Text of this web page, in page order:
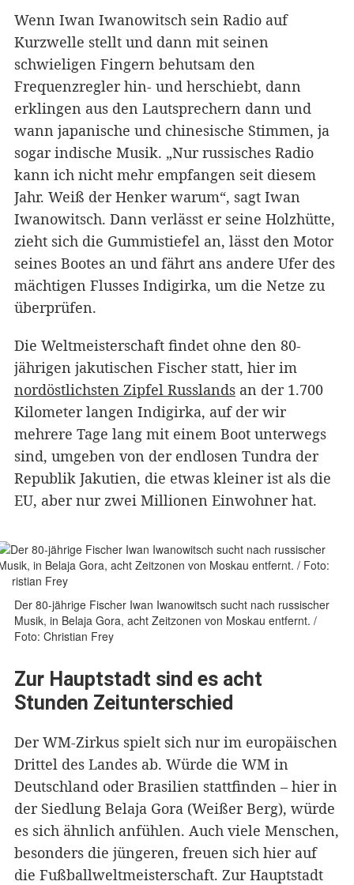
Wenn Iwan Iwanowitsch sein Radio auf
Kurzwelle stellt und dann mit seinen
schwieligen Fingern behutsam den
Frequenzregler hin- und herschiebt, dann
erklingen aus den Lautsprechern dann und
wann japanische und chinesische Stimmen, ja
sogar indische Musik. „Nur russisches Radio
kann ich nicht mehr empfangen seit diesem
Jahr. Weiß der Henker warum“, sagt Iwan
Iwanowitsch. Dann verlässt er seine Holzhütte,
zieht sich die Gummistiefel an, lässt den Motor
seines Bootes an und fährt ans andere Ufer des
mächtigen Flusses Indigirka, um die Netze zu
überprüfen.
Die Weltmeisterschaft findet ohne den 80-
jährigen jakutischen Fischer statt, hier im
nordöstlichsten Zipfel Russlands an der 1.700
Kilometer langen Indigirka, auf der wir
mehrere Tage lang mit einem Boot unterwegs
sind, umgeben von der endlosen Tundra der
Republik Jakutien, die etwas kleiner ist als die
EU, aber nur zwei Millionen Einwohner hat.
Der 80-jährige Fischer Iwan Iwanowitsch sucht nach russischer
Musik, in Belaja Gora, acht Zeitzonen von Moskau entfernt. /
Foto: Christian Frey
Zur Hauptstadt sind es acht
Stunden Zeitunterschied
Der WM-Zirkus spielt sich nur im europäischen
Drittel des Landes ab. Würde die WM in
Deutschland oder Brasilien stattfinden – hier in
der Siedlung Belaja Gora (Weißer Berg), würde
es sich ähnlich anfühlen. Auch viele Menschen,
besonders die jüngeren, freuen sich hier auf
die Fußballweltmeisterschaft. Zur Hauptstadt